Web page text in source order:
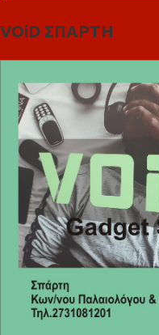
VOiD ΣΠΑΡΤΗ